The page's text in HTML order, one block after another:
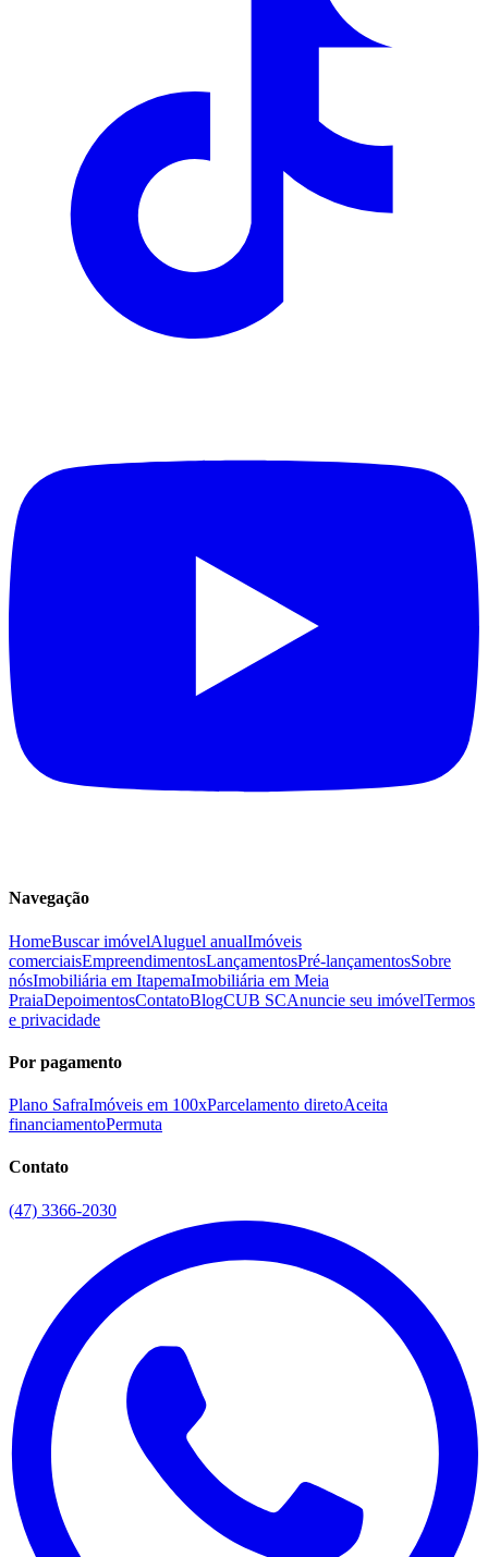
Navegação
HomeBuscar imóvelAluguel anualImóveis
comerciaisEmpreendimentosLançamentosPré-lançamentosSobre
nósImobiliária em ItapemaImobiliária em Meia
PraiaDepoimentosContatoBlogCUB SCAnuncie seu imóvelTermos
e privacidade
Por pagamento
Plano SafraImóveis em 100xParcelamento diretoAceita
financiamentoPermuta
Contato
(47) 3366-2030